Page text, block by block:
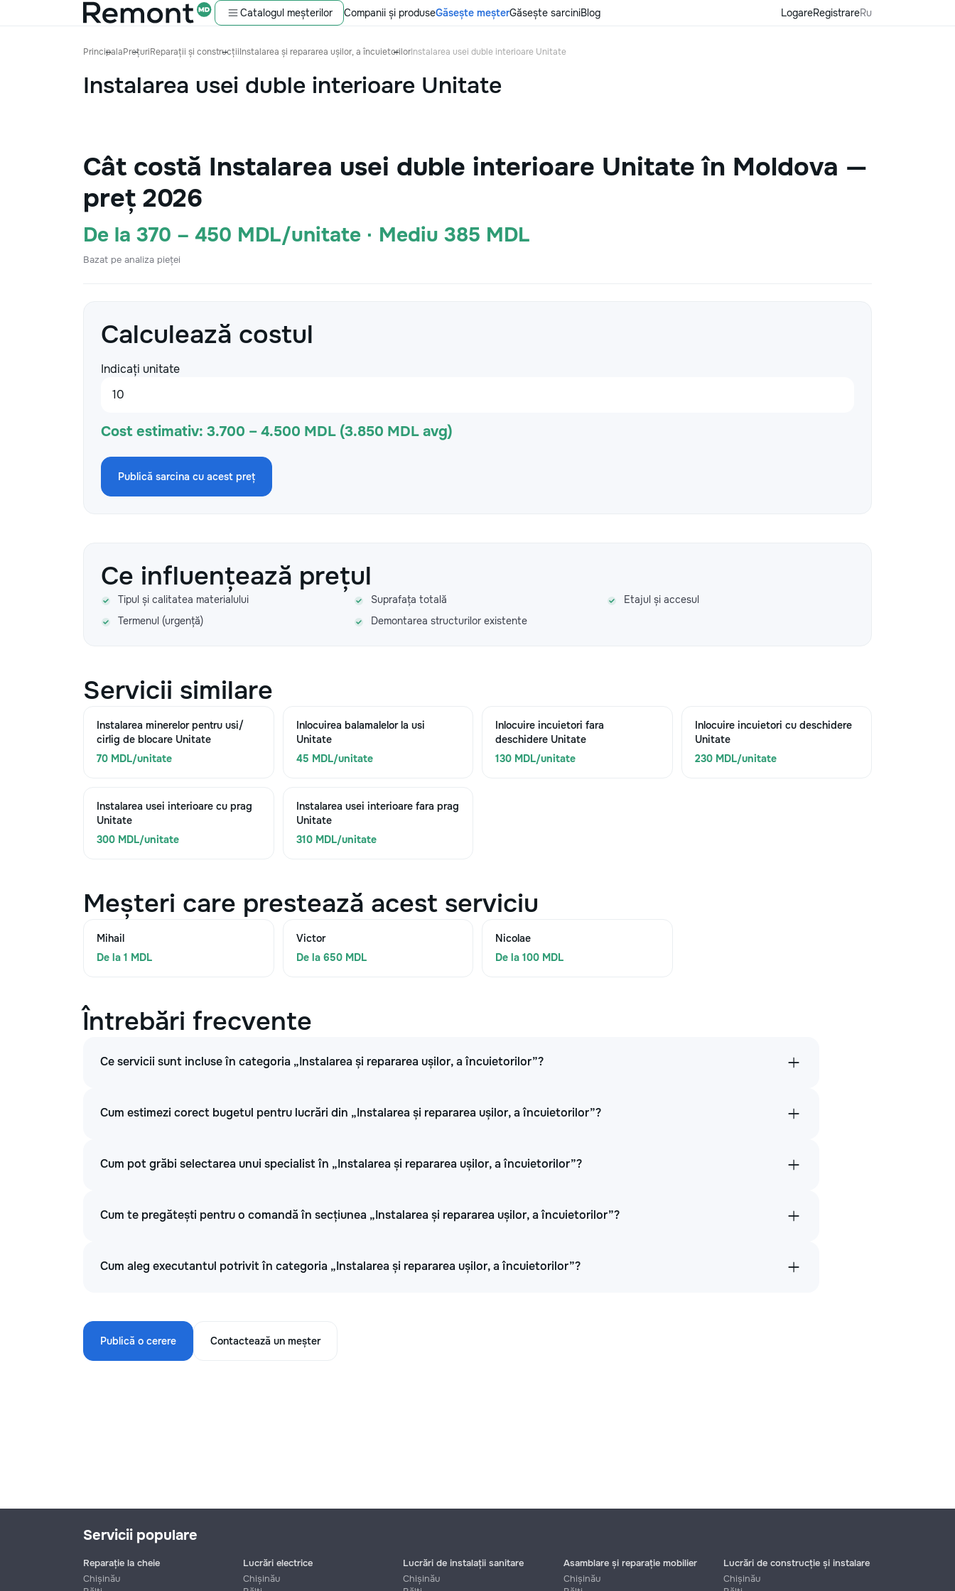
Catalogul meșterilor Companii și produseGăsește meșterGăsește sarciniBlog LogareRegistrareRu
PrincipalaPrețuriReparații și construcțiiInstalarea și repararea ușilor, a încuietorilorInstalarea usei duble interioare Unitate
Instalarea usei duble interioare Unitate
Cât costă Instalarea usei duble interioare Unitate în Moldova —
preț 2026
De la 370 – 450 MDL/unitate · Mediu 385 MDL
Bazat pe analiza pieței
Calculează costul
Indicați unitate
Cost estimativ: 3.700 – 4.500 MDL (3.850 MDL avg)
Publică sarcina cu acest preț
Ce influențează prețul
Tipul și calitatea materialului Suprafața totală
Etajul și accesul
Termenul (urgență)
Demontarea structurilor existente
Servicii similare
Instalarea minerelor pentru usi/
cirlig de blocare Unitate
70 MDL/unitate
Inlocuirea balamalelor la usi
Unitate
45 MDL/unitate
Inlocuire incuietori fara
deschidere Unitate
130 MDL/unitate
Inlocuire incuietori cu deschidere
Unitate
230 MDL/unitate
Instalarea usei interioare cu prag
Unitate
300 MDL/unitate
Instalarea usei interioare fara prag
Unitate
310 MDL/unitate
Meșteri care prestează acest serviciu
Mihail
De la 1 MDL
Victor
De la 650 MDL
Nicolae
De la 100 MDL
Întrebări frecvente
Ce servicii sunt incluse în categoria „Instalarea și repararea ușilor, a încuietorilor”?
Cum estimezi corect bugetul pentru lucrări din „Instalarea și repararea ușilor, a încuietorilor”?
Cum pot grăbi selectarea unui specialist în „Instalarea și repararea ușilor, a încuietorilor”?
Cum te pregătești pentru o comandă în secțiunea „Instalarea și repararea ușilor, a încuietorilor”?
Cum aleg executantul potrivit în categoria „Instalarea și repararea ușilor, a încuietorilor”?
Publică o cerere Contactează un meșter
Servicii populare
Reparație la cheie
Chișinău
Lucrări electrice
Chișinău
Lucrări de instalații sanitare
Chișinău
Asamblare și reparație mobilier
Chișinău
Lucrări de construcție și instalare
Chișinău